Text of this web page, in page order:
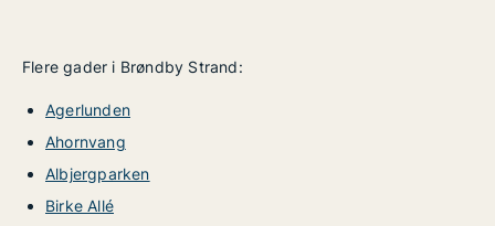
Flere gader i Brøndby Strand:
Agerlunden
Ahornvang
Albjergparken
Birke Allé